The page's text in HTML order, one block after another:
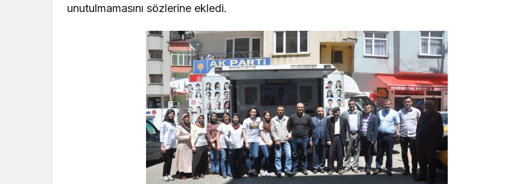
unutulmamasını sözlerine ekledi.